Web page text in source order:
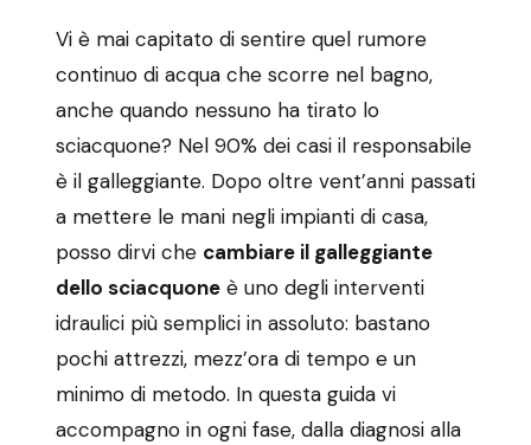
Vi è mai capitato di sentire quel rumore
continuo di acqua che scorre nel bagno,
anche quando nessuno ha tirato lo
sciacquone? Nel 90% dei casi il responsabile
è il galleggiante. Dopo oltre vent’anni passati
a mettere le mani negli impianti di casa,
posso dirvi che cambiare il galleggiante
dello sciacquone è uno degli interventi
idraulici più semplici in assoluto: bastano
pochi attrezzi, mezz’ora di tempo e un
minimo di metodo. In questa guida vi
accompagno in ogni fase, dalla diagnosi alla